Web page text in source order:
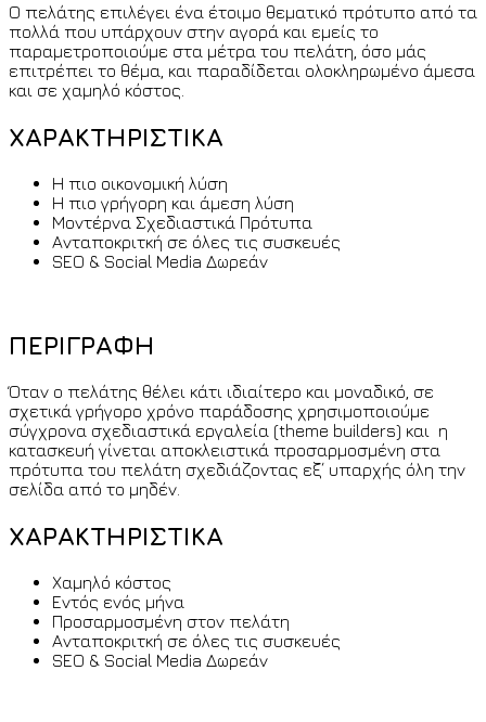
Ο πελάτης επιλέγει ένα έτοιμο θεματικό πρότυπο από τα
πολλά που υπάρχουν στην αγορά και εμείς το
παραμετροποιούμε στα μέτρα του πελάτη, όσο μάς
επιτρέπει το θέμα, και παραδίδεται ολοκληρωμένο άμεσα
και σε χαμηλό κόστος.
ΧΑΡΑΚΤΗΡΙΣΤΙΚΑ
Η πιο οικονομική λύση
Η πιο γρήγορη και άμεση λύση
Μοντέρνα Σχεδιαστικά Πρότυπα
Ανταποκριτκή σε όλες τις συσκευές
SEO & Social Media Δωρεάν
ΠΕΡΙΓΡΑΦΗ
Όταν ο πελάτης θέλει κάτι ιδιαίτερο και μοναδικό, σε
σχετικά γρήγορο χρόνο παράδοσης χρησιμοποιούμε
σύγχρονα σχεδιαστικά εργαλεία (theme builders) και η
κατασκευή γίνεται αποκλειστικά προσαρμοσμένη στα
πρότυπα του πελάτη σχεδιάζοντας εξ΄ υπαρχής όλη την
σελίδα από το μηδέν.
ΧΑΡΑΚΤΗΡΙΣΤΙΚΑ
Χαμηλό κόστος
Εντός ενός μήνα
Προσαρμοσμένη στον πελάτη
Ανταποκριτκή σε όλες τις συσκευές
SEO & Social Media Δωρεάν